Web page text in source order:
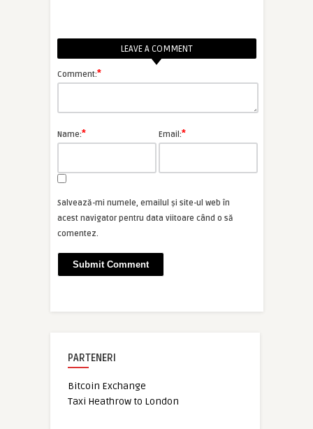
LEAVE A COMMENT
Comment:*
Name:* Email:*
Salvează-mi numele, emailul și site-ul web în
acest navigator pentru data viitoare când o să
comentez.
PARTENERI
Bitcoin Exchange
Taxi Heathrow to London